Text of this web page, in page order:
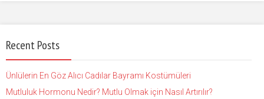
Recent Posts
Ünlülerin En Göz Alıcı Cadılar Bayramı Kostümüleri
Mutluluk Hormonu Nedir? Mutlu Olmak için Nasıl Artırılır?